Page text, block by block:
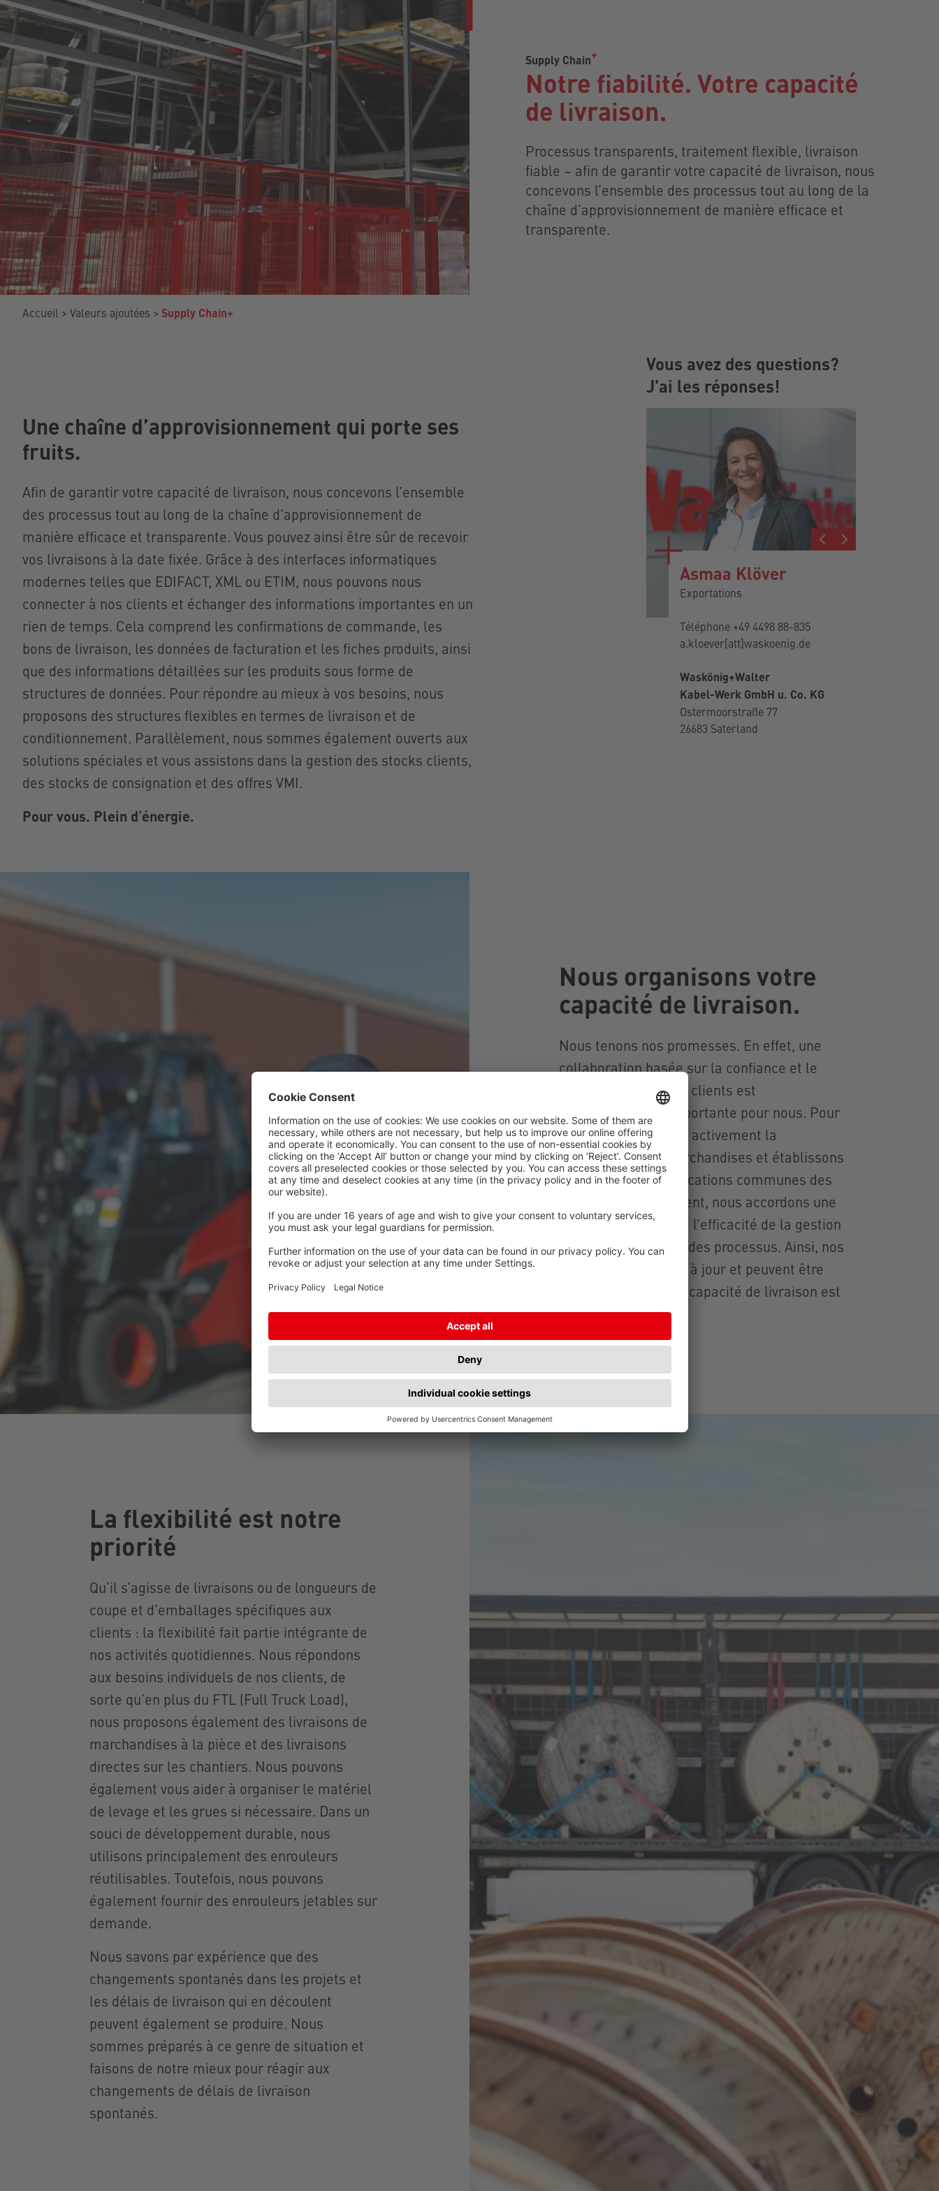
Supply Chain
Notre fiabilité. Votre capacité
de livraison.
Processus transparents, traitement flexible, livraison
fiable – afin de garantir votre capacité de livraison, nous
concevons l’ensemble des processus tout au long de la
chaîne d’approvisionnement de manière efficace et
transparente.
Accueil Valeurs ajoutées Supply Chain+
Une chaîne d’approvisionnement qui porte ses
fruits.
Afin de garantir votre capacité de livraison, nous concevons l’ensemble
des processus tout au long de la chaîne d’approvisionnement de
manière efficace et transparente. Vous pouvez ainsi être sûr de recevoir
vos livraisons à la date fixée. Grâce à des interfaces informatiques
modernes telles que EDIFACT, XML ou ETIM, nous pouvons nous
connecter à nos clients et échanger des informations importantes en un
rien de temps. Cela comprend les confirmations de commande, les
bons de livraison, les données de facturation et les fiches produits, ainsi
que des informations détaillées sur les produits sous forme de
structures de données. Pour répondre au mieux à vos besoins, nous
proposons des structures flexibles en termes de livraison et de
conditionnement. Parallèlement, nous sommes également ouverts aux
solutions spéciales et vous assistons dans la gestion des stocks clients,
des stocks de consignation et des offres VMI.
Pour vous. Plein d‘énergie.
Vous avez des questions?
J'ai les réponses!
Asmaa Klöver
Exportations
Téléphone+49 4498 88-835
a.kloever[att]waskoenig.de
Waskönig+Walter
Kabel-Werk GmbH u. Co. KG
Ostermoorstraße 77
Export
26683 Saterland
Asmaa Klöver
Exportations
Téléphone +49 4498 88-835
a.kloever[att]waskoenig.de
Waskönig+Walter
Kabel-Werk GmbH u. Co. KG
Ostermoorstraße 77
26683 Saterland
Nous organisons votre
capacité de livraison.
Nous tenons nos promesses. En effet, une
collaboration basée sur la confiance et le
partenariat avec nos clients est
particulièrement importante pour nous. Pour
ce faire, nous gérons activement la
disponibilité des marchandises et établissons
avec vous des planifications communes des
besoins. Parallèlement, nous accordons une
grande importance à l’efficacité de la gestion
et à la transparence des processus. Ainsi, nos
clients sont toujours à jour et peuvent être
sûrs que leur propre capacité de livraison est
assurée.
La flexibilité est notre
priorité
Qu’il s’agisse de livraisons ou de longueurs de
coupe et d’emballages spécifiques aux
clients : la flexibilité fait partie intégrante de
nos activités quotidiennes. Nous répondons
aux besoins individuels de nos clients, de
sorte qu’en plus du FTL (Full Truck Load),
nous proposons également des livraisons de
marchandises à la pièce et des livraisons
directes sur les chantiers. Nous pouvons
également vous aider à organiser le matériel
de levage et les grues si nécessaire. Dans un
souci de développement durable, nous
utilisons principalement des enrouleurs
réutilisables. Toutefois, nous pouvons
également fournir des enrouleurs jetables sur
demande.
Nous savons par expérience que des
changements spontanés dans les projets et
les délais de livraison qui en découlent
peuvent également se produire. Nous
sommes préparés à ce genre de situation et
faisons de notre mieux pour réagir aux
changements de délais de livraison
spontanés.